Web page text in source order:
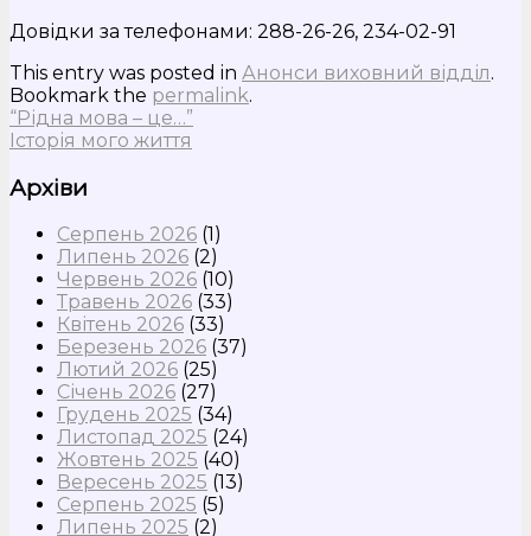
Довідки за телефонами: 288-26-26, 234-02-91
This entry was posted in Анонси виховний відділ.
Bookmark the permalink.
“Рідна мова – це…”
Історія мого життя
Архіви
Серпень 2026 (1)
Липень 2026 (2)
Червень 2026 (10)
Травень 2026 (33)
Квітень 2026 (33)
Березень 2026 (37)
Лютий 2026 (25)
Січень 2026 (27)
Грудень 2025 (34)
Листопад 2025 (24)
Жовтень 2025 (40)
Вересень 2025 (13)
Серпень 2025 (5)
Липень 2025 (2)